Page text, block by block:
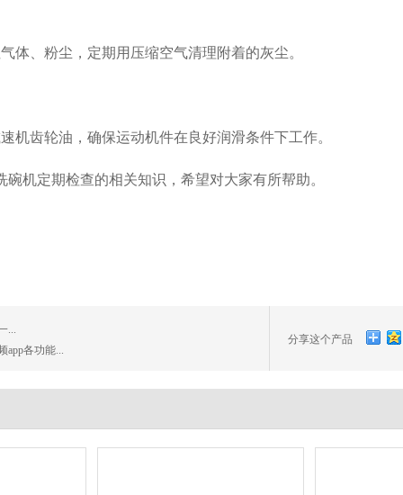
、粉尘，定期用压缩空气清理附着的灰尘。
机齿轮油，确保运动机件在良好润滑条件下工作。
检查的相关知识，希望对大家有所帮助。
...
app各功能...
分享这个产品